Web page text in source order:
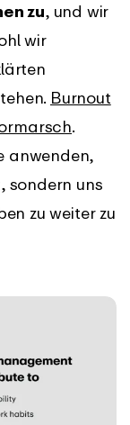
zu, und wir
wir
Burnout
.
anwenden,
sondern uns
zu weiter zu